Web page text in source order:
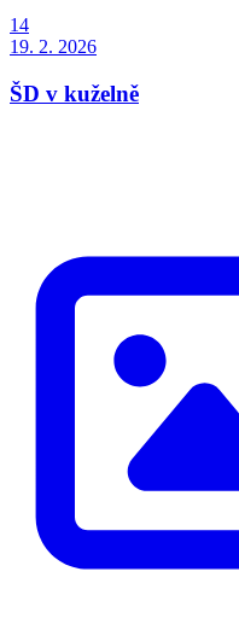
14
19. 2. 2026
ŠD v kuželně